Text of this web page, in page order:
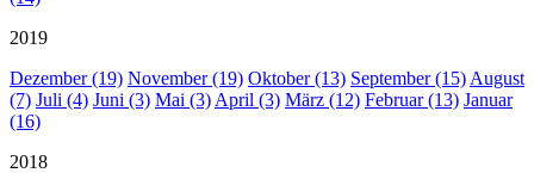
2019
Dezember (19) November (19) Oktober (13) September (15) August
(7) Juli (4) Juni (3) Mai (3) April (3) März (12) Februar (13) Januar
(16)
2018